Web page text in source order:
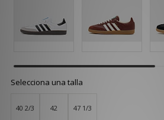
Selecciona una talla
40 2/3 42 47 1/3